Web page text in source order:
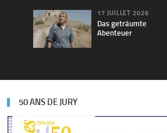
17 JUILLET 2026
Das geträumte
Abenteuer
50 ANS DE JURY